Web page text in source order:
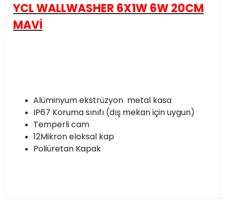
YCL WALLWASHER 6X1W 6W 20CM
MAVİ
Alüminyum ekstrüzyon metal kasa
IP67 Koruma sınıfı (dış mekan için uygun)
Temperli cam
12Mikron eloksal kap
Poliüretan Kapak